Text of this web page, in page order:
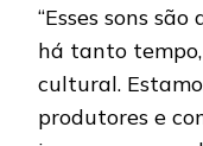
“Esses sons
há tanto
cultural.
produtores e